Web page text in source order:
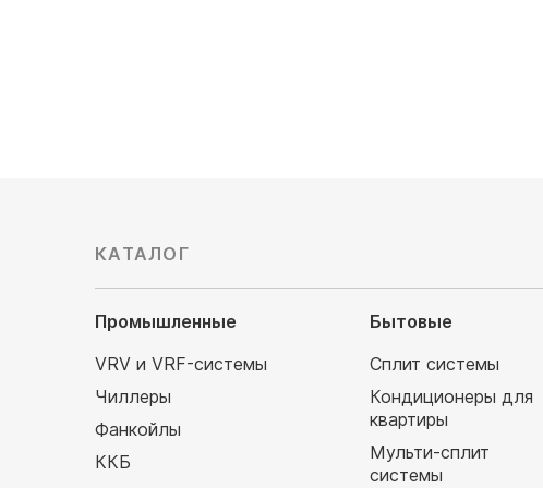
КАТАЛОГ
Промышленные
VRV и VRF-системы
Чиллеры
Фанкойлы
ККБ
Бытовые
Сплит системы
Кондиционеры для
квартиры
Мульти-сплит
системы